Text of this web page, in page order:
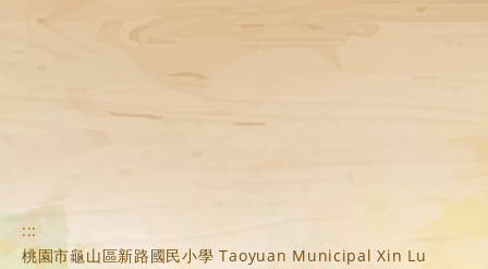
:::
桃園市龜山區新路國民小學 Taoyuan Municipal Xin Lu